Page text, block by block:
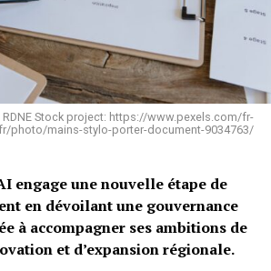
RDNE Stock project: https://www.pexels.com/fr-
photo/mains-stylo-porter-document-9034763/
engage une nouvelle étape de
en dévoilant une gouvernance
à accompagner ses ambitions de
et d’expansion régionale.